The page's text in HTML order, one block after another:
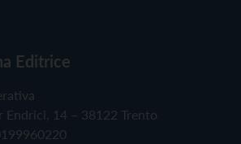
Editrice
Endrici, 14 – 38122 Trento